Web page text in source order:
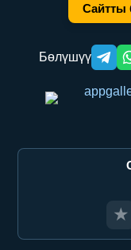
Сайтты
Бөлүшүү
★